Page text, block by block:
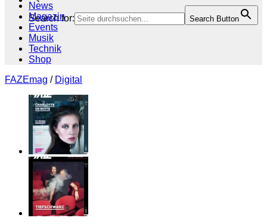
Search for: Search Button
News
Magazin
Events
Musik
Technik
Shop
FAZEmag / Digital